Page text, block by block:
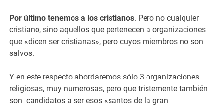
Por último tenemos a los cristianos. Pero no cualquier
cristiano, sino aquellos que pertenecen a organizaciones
que «dicen ser cristianas», pero cuyos miembros no son
salvos.
Y en este respecto abordaremos sólo 3 organizaciones
religiosas, muy numerosas, pero que tristemente también
son candidatos a ser esos «santos de la gran